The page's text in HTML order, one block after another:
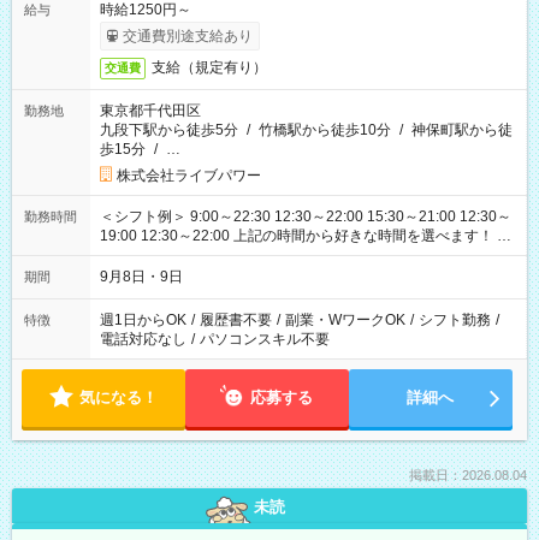
給与
時給1250円～
交通費別途支給あり
交通費 支給（規定有り）
勤務地
東京都千代田区
九段下駅から徒歩5分 / 竹橋駅から徒歩10分 / 神保町駅から徒
歩15分 / …
株式会社ライブパワー
勤務時間
＜シフト例＞ 9:00～22:30 12:30～22:00 15:30～21:00 12:30～
19:00 12:30～22:00 上記の時間から好きな時間を選べます！ ※
時間は変更となる可能性があります
期間 9月8日・9日
特徴 週1日からOK / 履歴書不要 / 副業・WワークOK / シフト勤務 /
電話対応なし / パソコンスキル不要
気になる！ 応募する 詳細へ
掲載日：2026.08.04
未読